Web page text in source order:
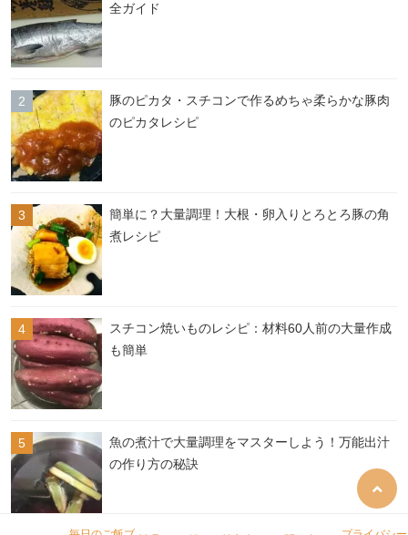
全ガイド
豚のピカタ・スチコンで作るめちゃ柔らかな豚肉
のピカタレシピ
簡単に？大量調理！大根・卵入りとろとろ豚の角
煮レシピ
スチコン焼いものレシピ：材料60人前の大量作成
も簡単
魚の煮汁で大量調理をマスターしよう！万能出汁
の作り方の秘訣